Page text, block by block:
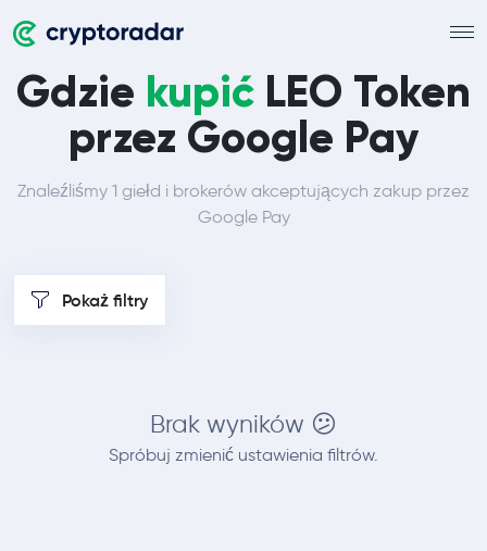
Gdzie kupić LEO Token
przez Google Pay
Znaleźliśmy 1 giełd i brokerów akceptujących zakup przez
Google Pay
Pokaż filtry
Brak wyników 😕
Spróbuj zmienić ustawienia filtrów.